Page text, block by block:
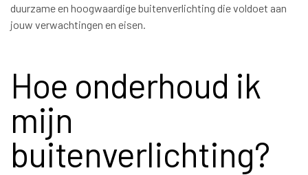
duurzame en hoogwaardige buitenverlichting die voldoet aan
jouw verwachtingen en eisen.
Hoe onderhoud ik
mijn
buitenverlichting?